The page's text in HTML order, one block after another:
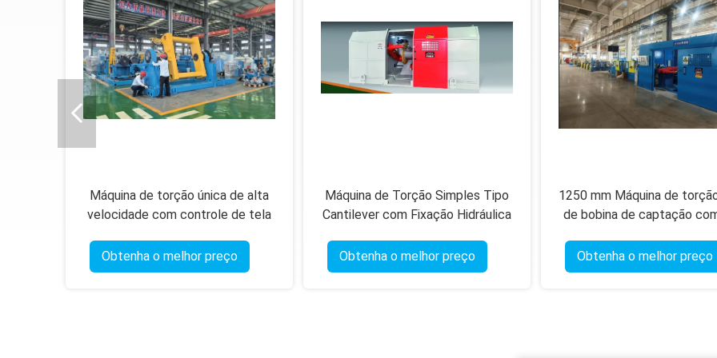
Máquina de torção única de alta
velocidade com controle de tela
fibra de carbono
Obtenha o melhor preço
Máquina de Torção Simples Tipo
Cantilever com Fixação Hidráulica
Obtenha o melhor preço
1250 mm Máquina de
de bobina de captação
Obtenha o melhor preço